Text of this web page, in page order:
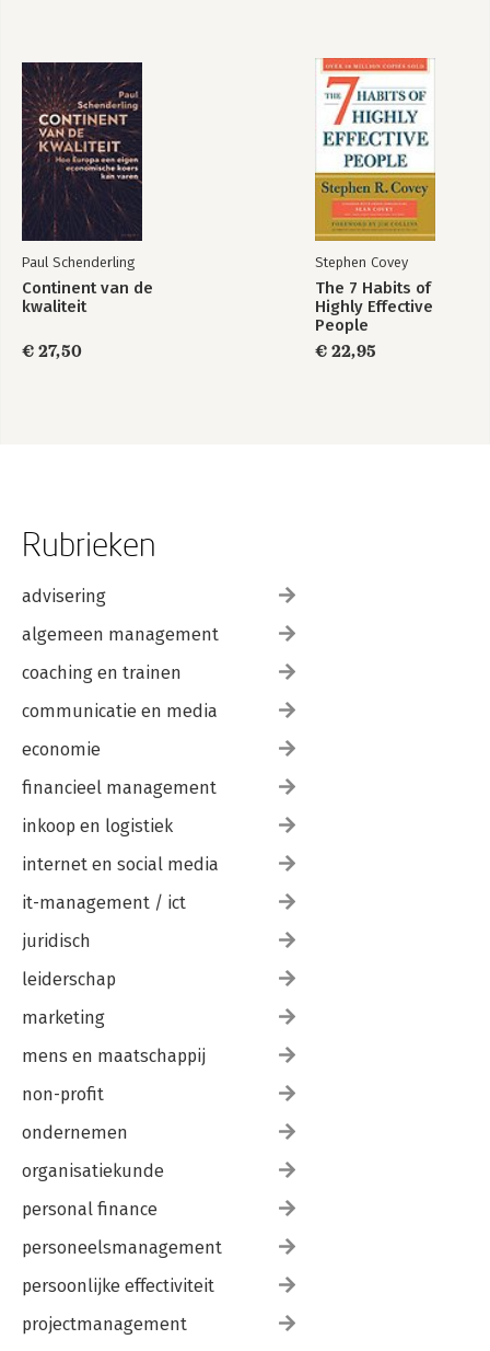
Paul Schenderling
Continent van de
kwaliteit
€ 27,50
Stephen Covey
The 7 Habits of
Highly Effective
People
€ 22,95
Rubrieken
advisering
algemeen management
coaching en trainen
communicatie en media
economie
financieel management
inkoop en logistiek
internet en social media
it-management / ict
juridisch
leiderschap
marketing
mens en maatschappij
non-profit
ondernemen
organisatiekunde
personal finance
personeelsmanagement
persoonlijke effectiviteit
projectmanagement